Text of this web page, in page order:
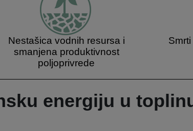
Nestašica vodnih resursa i
smanjena produktivnost
poljoprivrede
energiju u